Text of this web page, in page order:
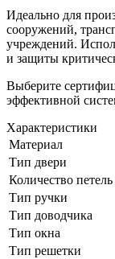
Идеально для
сооружений,
учреждений.
и защиты
Выберите
эффективной
Характеристики
Материал
Тип двери
Количество петель
Тип ручки
Тип доводчика
Тип окна
Тип решетки